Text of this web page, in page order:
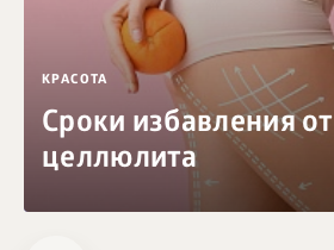
КРАСОТА
Сроки избавления от
целлюлита